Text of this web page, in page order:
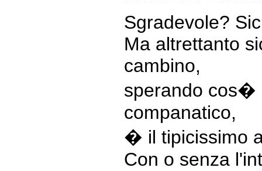
Sgradevole?
Ma altrettanto
cambino,
sperando cos�
companatico,
� il tipicissimo
Con o senza